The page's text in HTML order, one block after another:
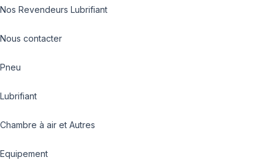
Nos Revendeurs Lubrifiant
Nous contacter
Pneu
Lubrifiant
Chambre à air et Autres
Equipement